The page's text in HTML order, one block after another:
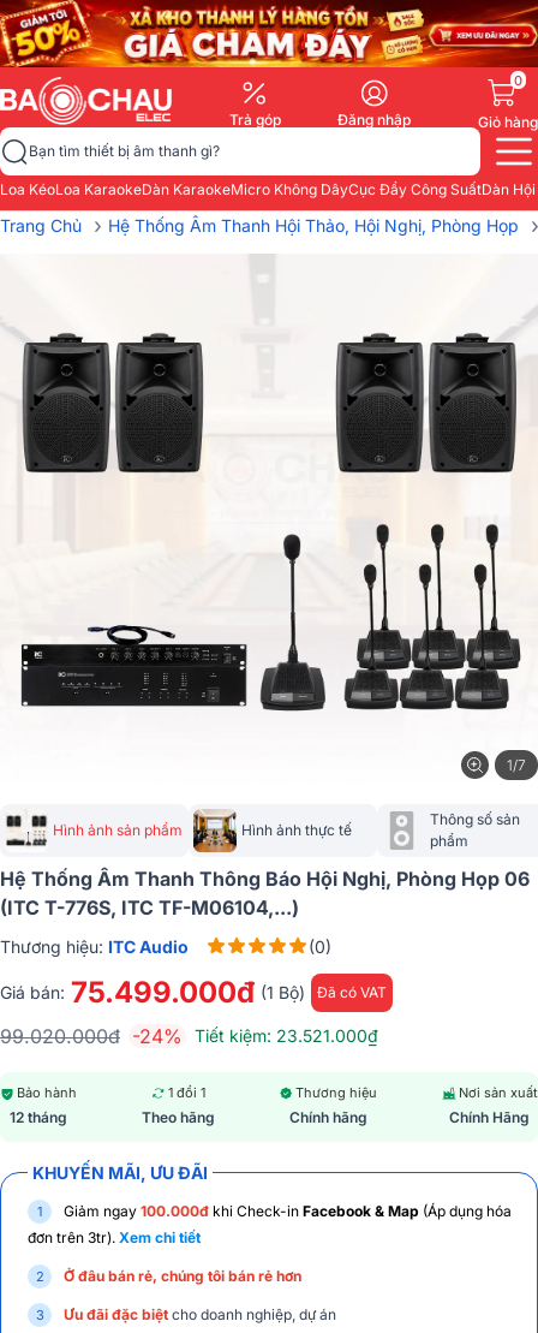
Trả góp Đăng nhập
0
Giỏ hàng
Bạn tìm thiết bị âm thanh gì?
Loa KéoLoa KaraokeDàn KaraokeMicro Không DâyCục Đẩy Công SuấtDàn
Trang Chủ › Hệ Thống Âm Thanh Hội Thảo, Hội Nghị, Phòng Họp ›
1/7
Hình ảnh sản phẩm Hình ảnh thực tế
Thông số sản
phẩm
Hệ Thống Âm Thanh Thông Báo Hội Nghị, Phòng Họp 06
(ITC T-776S, ITC TF-M06104,...)
Thương hiệu: ITC Audio (0)
Giá bán: 75.499.000đ (1 Bộ) Đã có VAT
99.020.000đ -24% Tiết kiệm: 23.521.000₫
Bảo hành
12 tháng
1 đổi 1
Theo hãng
Thương hiệu
Chính hãng
Nơi sản xuất
Chính Hãng
KHUYẾN MÃI, ƯU ĐÃI
Giảm ngay 100.000đ khi Check-in Facebook & Map (Áp dụng hóa
đơn trên 3tr). Xem chi tiết
Ở đâu bán rẻ, chúng tôi bán rẻ hơn
Ưu đãi đặc biệt cho doanh nghiệp, dự án